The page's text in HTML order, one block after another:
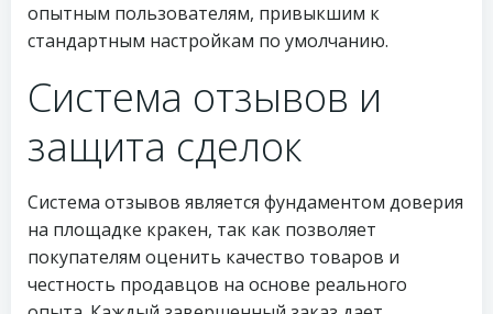
опытным пользователям, привыкшим к
стандартным настройкам по умолчанию.
Система отзывов и
защита сделок
Система отзывов является фундаментом доверия
на площадке кракен, так как позволяет
покупателям оценить качество товаров и
честность продавцов на основе реального